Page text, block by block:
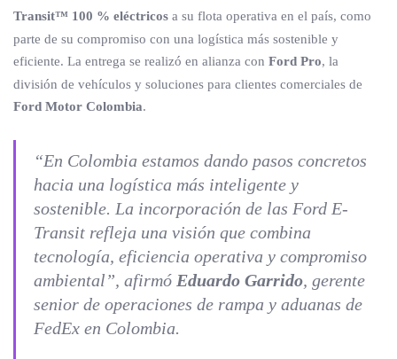
Transit™ 100 % eléctricos a su flota operativa en el país, como
parte de su compromiso con una logística más sostenible y
eficiente. La entrega se realizó en alianza con Ford Pro, la
división de vehículos y soluciones para clientes comerciales de
Ford Motor Colombia.
“En Colombia estamos dando pasos concretos
hacia una logística más inteligente y
sostenible. La incorporación de las Ford E-
Transit refleja una visión que combina
tecnología, eficiencia operativa y compromiso
ambiental”, afirmó Eduardo Garrido, gerente
senior de operaciones de rampa y aduanas de
FedEx en Colombia.